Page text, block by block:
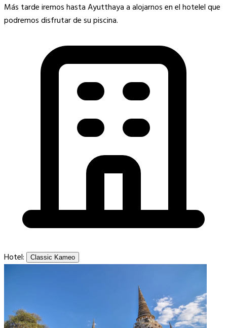
Más tarde iremos hasta Ayutthaya a alojarnos en el hotelel que
podremos disfrutar de su piscina.
Hotel: Classic Kameo